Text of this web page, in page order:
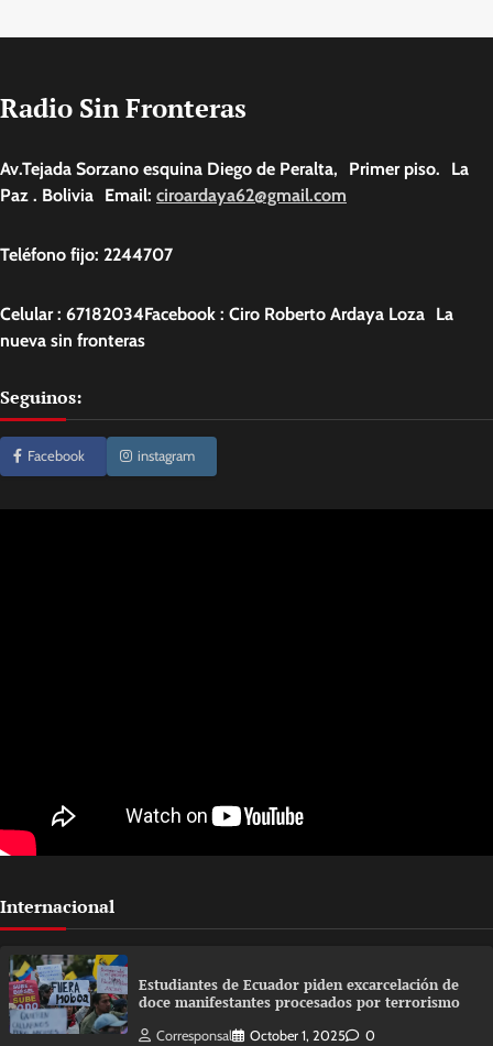
Radio Sin Fronteras
Av.Tejada Sorzano esquina Diego de Peralta, Primer piso. La
Paz . Bolivia Email: ciroardaya62@gmail.com
Teléfono fijo: 2244707
Celular : 67182034Facebook : Ciro Roberto Ardaya Loza La
nueva sin fronteras
Seguinos:
Facebook instagram
Internacional
Estudiantes de Ecuador piden excarcelación de
doce manifestantes procesados por terrorismo
Corresponsal October 1, 2025 0